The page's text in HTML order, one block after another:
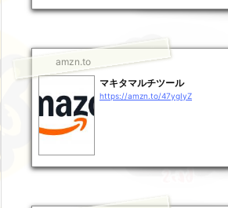
amzn.to
マキタマルチツール
https://amzn.to/47ygIyZ